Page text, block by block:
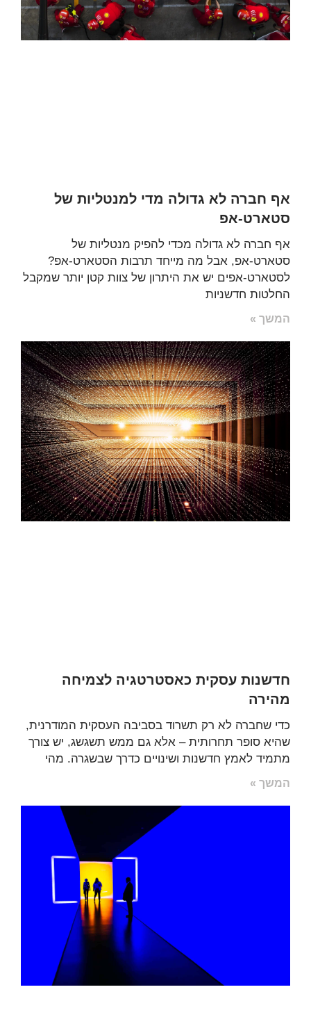
אף חברה לא גדולה מדי למנטליות של
סטארט-אפ
אף חברה לא גדולה מכדי להפיק מנטליות של
סטארט-אפ, אבל מה מייחד תרבות הסטארט-אפ?
לסטארט-אפים יש את היתרון של צוות קטן יותר שמקבל
החלטות חדשניות
המשך »
חדשנות עסקית כאסטרטגיה לצמיחה
מהירה
כדי שחברה לא רק תשרוד בסביבה העסקית המודרנית,
שהיא סופר תחרותית – אלא גם ממש תשגשג, יש צורך
מתמיד לאמץ חדשנות ושינויים כדרך שבשגרה. מהי
המשך »